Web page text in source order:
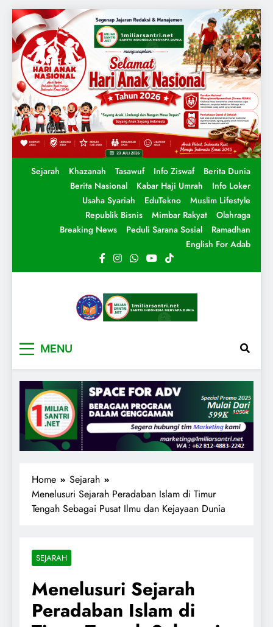
Sejarah Khazanah Tasawuf Info Ziswaf
Berita Dunia
Berita Nasional
Kabar Haji Umrah
Info Loker
Usaha Syariah
EduTekno
Muslim Lifestyle
Republik Bisnis
Mimbar Rakyat
Olahraga
Breaking News
Peduli Sarana Sosial
Ramadhan
English For Adab
MENU
Home
Sejarah
Menelusuri Sejarah Peradaban Islam di Timur
Tengah Sebagai Pusat Ilmu dan Kejayaan Dunia
SEJARAH
Menelusuri Sejarah
Peradaban Islam di